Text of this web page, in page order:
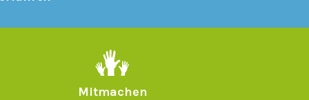
Mitmachen